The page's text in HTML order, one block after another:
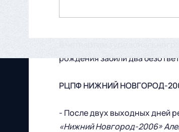
рождения забили два
РЦПФ НИЖНИЙ НОВГОРОД-
- После двух выходных дней
«Нижний Новгород-2006»